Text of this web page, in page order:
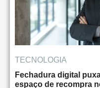
TECNOLOGIA
Fechadura digital
espaço de recompra